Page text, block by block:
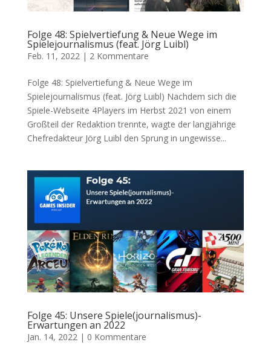
Folge 48: Spielvertiefung & Neue Wege im
Spielejournalismus (feat. Jörg Luibl)
Feb. 11, 2022| 2 Kommentare
Folge 48: Spielvertiefung & Neue Wege im
Spielejournalismus (feat. Jörg Luibl) Nachdem sich die
Spiele-Webseite 4Players im Herbst 2021 von einem
Großteil der Redaktion trennte, wagte der langjährige
Chefredakteur Jörg Luibl den Sprung in ungewisse...
Folge 45: Unsere Spiele(journalismus)-
Erwartungen an 2022
Jan. 14, 2022 | 0 Kommentare